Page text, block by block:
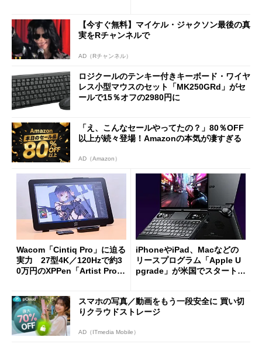
【今すぐ無料】マイケル・ジャクソン最後の真
実をRチャンネルで
AD（Rチャンネル）
ロジクールのテンキー付きキーボード・ワイヤ
レス小型マウスのセット「MK250GRd」がセ
ールで15％オフの2980円に
「え、こんなセールやってたの？」80％OFF
以上が続々登場！Amazonの本気が凄すぎる
AD（Amazon）
Wacom「Cintiq Pro」に迫る
実力 27型4K／120Hzで約3
0万円のXPPen「Artist Pro 2
iPhoneやiPad、Macなどの
リースプログラム「Apple U
pgrade」が米国でスタート／
ut」が明...
スマホの写真／動画をもう一段安全に 買い切
りクラウドストレージ
AD（ITmedia Mobile）